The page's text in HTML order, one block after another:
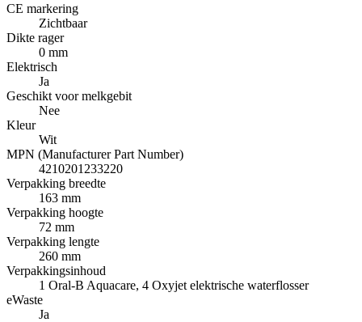
CE markering
Zichtbaar
Dikte rager
0 mm
Elektrisch
Ja
Geschikt voor melkgebit
Nee
Kleur
Wit
MPN (Manufacturer Part Number)
4210201233220
Verpakking breedte
163 mm
Verpakking hoogte
72 mm
Verpakking lengte
260 mm
Verpakkingsinhoud
1 Oral-B Aquacare, 4 Oxyjet elektrische waterflosser
eWaste
Ja